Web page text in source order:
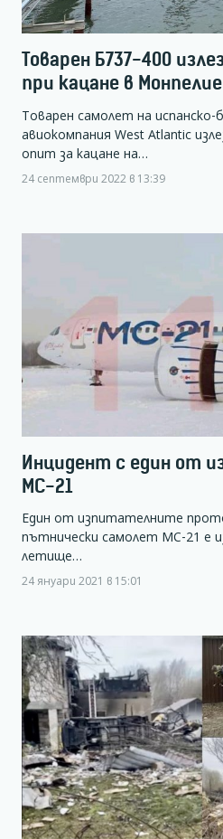
Товарен Б737-400
при кацане в Монпелие
Товарен самолет на
авиокомпания West Atlantic
опит за кацане на…
24 септември 2022 в 13:39
Инцидент с един от
МС-21
Един от изпитателните
пътнически самолет МС-21 е
летище…
24 януари 2021 в 15:01